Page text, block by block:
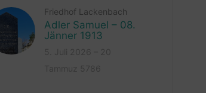
Friedhof Lackenbach
Adler Samuel – 08.
Jänner 1913